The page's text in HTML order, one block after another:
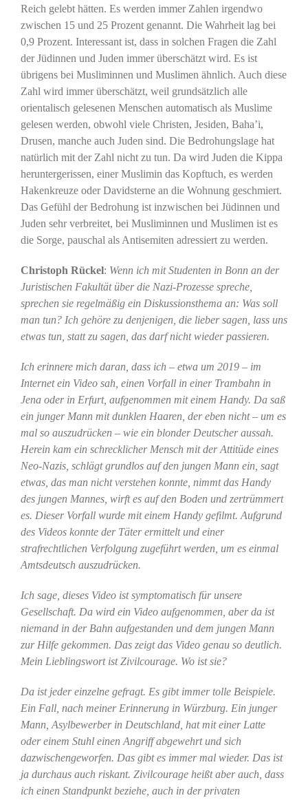
Reich gelebt hätten. Es werden immer Zahlen irgendwo
zwischen 15 und 25 Prozent genannt. Die Wahrheit lag bei
0,9 Prozent. Interessant ist, dass in solchen Fragen die Zahl
der Jüdinnen und Juden immer überschätzt wird. Es ist
übrigens bei Musliminnen und Muslimen ähnlich. Auch diese
Zahl wird immer überschätzt, weil grundsätzlich alle
orientalisch gelesenen Menschen automatisch als Muslime
gelesen werden, obwohl viele Christen, Jesiden, Baha’i,
Drusen, manche auch Juden sind. Die Bedrohungslage hat
natürlich mit der Zahl nicht zu tun. Da wird Juden die Kippa
heruntergerissen, einer Muslimin das Kopftuch, es werden
Hakenkreuze oder Davidsterne an die Wohnung geschmiert.
Das Gefühl der Bedrohung ist inzwischen bei Jüdinnen und
Juden sehr verbreitet, bei Musliminnen und Muslimen ist es
die Sorge, pauschal als Antisemiten adressiert zu werden.
Christoph Rückel: Wenn ich mit Studenten in Bonn an der
Juristischen Fakultät über die Nazi-Prozesse spreche,
sprechen sie regelmäßig ein Diskussionsthema an: Was soll
man tun? Ich gehöre zu denjenigen, die lieber sagen, lass uns
etwas tun, statt zu sagen, das darf nicht wieder passieren.
Ich erinnere mich daran, dass ich – etwa um 2019 – im
Internet ein Video sah, einen Vorfall in einer Trambahn in
Jena oder in Erfurt, aufgenommen mit einem Handy. Da saß
ein junger Mann mit dunklen Haaren, der eben nicht – um es
mal so auszudrücken – wie ein blonder Deutscher aussah.
Herein kam ein schrecklicher Mensch mit der Attitüde eines
Neo-Nazis, schlägt grundlos auf den jungen Mann ein, sagt
etwas, das man nicht verstehen konnte, nimmt das Handy
des jungen Mannes, wirft es auf den Boden und zertrümmert
es. Dieser Vorfall wurde mit einem Handy gefilmt. Aufgrund
des Videos konnte der Täter ermittelt und einer
strafrechtlichen Verfolgung zugeführt werden, um es einmal
Amtsdeutsch auszudrücken.
Ich sage, dieses Video ist symptomatisch für unsere
Gesellschaft. Da wird ein Video aufgenommen, aber da ist
niemand in der Bahn aufgestanden und dem jungen Mann
zur Hilfe gekommen. Das zeigt das Video genau so deutlich.
Mein Lieblingswort ist Zivilcourage. Wo ist sie?
Da ist jeder einzelne gefragt. Es gibt immer tolle Beispiele.
Ein Fall, nach meiner Erinnerung in Würzburg. Ein junger
Mann, Asylbewerber in Deutschland, hat mit einer Latte
oder einem Stuhl einen Angriff abgewehrt und sich
dazwischengeworfen. Das gibt es immer mal wieder. Das ist
ja durchaus auch riskant. Zivilcourage heißt aber auch, dass
ich einen Standpunkt beziehe, auch in der privaten